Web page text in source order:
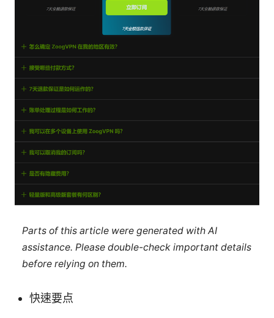
Parts of this article were generated with AI
assistance. Please double-check important details
before relying on them.
快速要点